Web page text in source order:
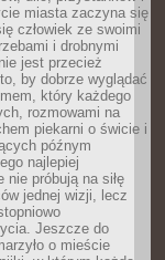
miasta zaczyna się
człowiek ze swoimi
i drobnymi
jest przecież
by dobrze wyglądać
który każdego
rozmowami na
piekarni o świcie i
późnym
najlepiej
próbują na siłę
jednej wizji, lecz
Jeszcze do
o mieście